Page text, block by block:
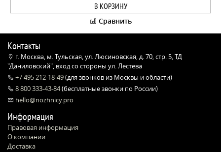
В КОРЗИНУ
Сравнить
Контакты
г. Москва, м. Тульская, ул. Люсиновская, д. 70, стр. 5, ТД
"Даниловский", вход со стороны ул. Лестева
+7 495 212-18-49(для звонков из Москвы и области)
8 800 333-43-84(бесплатные звонки по России)
hello@nozhnicy.pro
Информация
Правовая информация
О компании
Доставка